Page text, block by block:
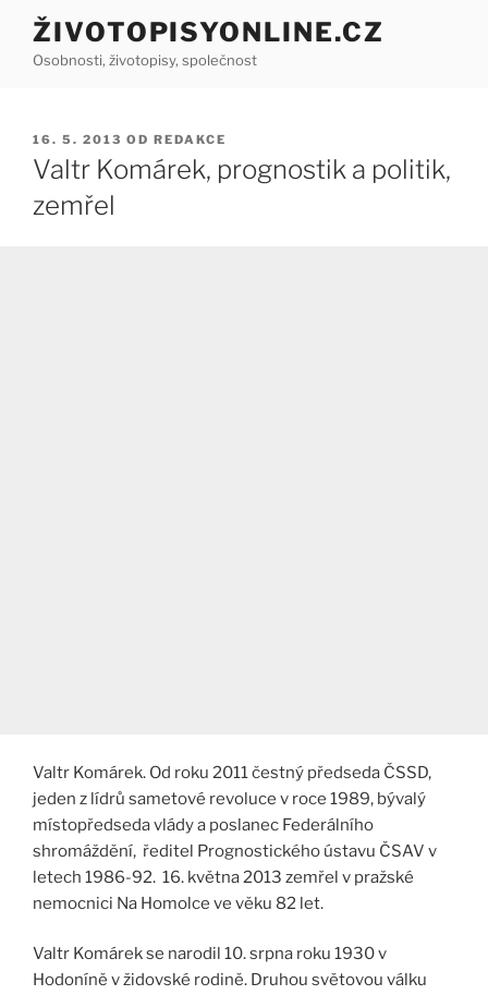
Přejít
obsahu
ŽIVOTOPISYONLINE.CZ
Osobnosti, životopisy, společnost
PUBLIKOVÁNO
16. 5. 2013 OD REDAKCE
Valtr Komárek, prognostik a politik,
zemřel
Valtr Komárek. Od roku 2011 čestný předseda ČSSD,
jeden z lídrů sametové revoluce v roce 1989, bývalý
místopředseda vlády a poslanec Federálního
shromáždění, ředitel Prognostického ústavu ČSAV v
letech 1986-92. 16. května 2013 zemřel v pražské
nemocnici Na Homolce ve věku 82 let.
Valtr Komárek se narodil 10. srpna roku 1930 v
Hodoníně v židovské rodině. Druhou světovou válku